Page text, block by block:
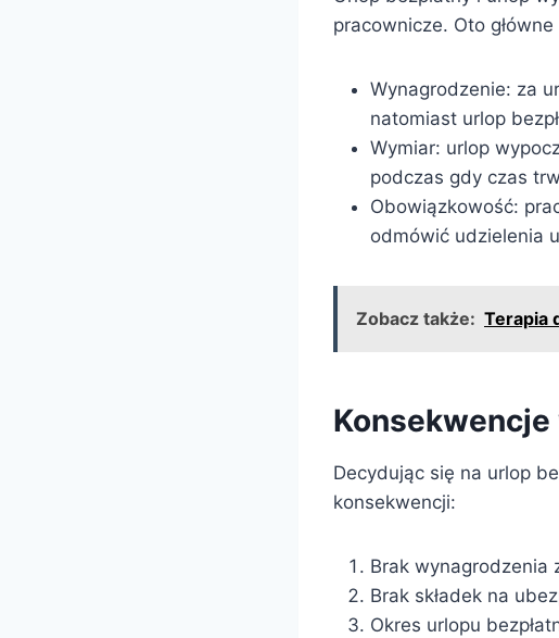
pracownicze. Oto
Wynagrodzenie: za
natomiast urlop
Wymiar: urlop
podczas gdy czas
Obowiązkowość:
odmówić udzielenia
Zobacz także: Terapia
Decydując się na urlop
konsekwencji:
Brak wynagrodzenia
Brak składek na
Okres urlopu